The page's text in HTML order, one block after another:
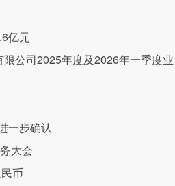
亿元
限公司2025年度及2026年一季度业
一步确认
大会
币